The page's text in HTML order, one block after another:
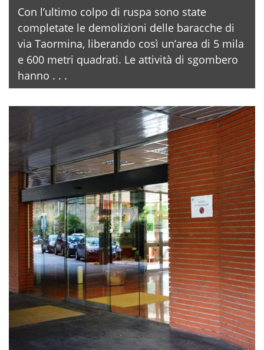
Con l’ultimo colpo di ruspa sono state
completate le demolizioni delle baracche di
via Taormina, liberando così un’area di 5 mila
e 600 metri quadrati. Le attività di sgombero
hanno . . .